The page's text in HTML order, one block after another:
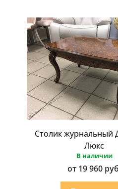
Столик журнальный
Люкс
В наличии
от 19 960